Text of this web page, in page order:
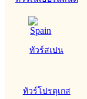
ทัวร์สเปน
ทัวร์โปรตุเกส